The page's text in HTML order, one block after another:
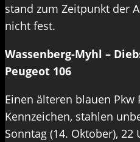
stand zum Zeitpunkt der
nicht fest.
Wassenberg-Myhl –
Peugeot 106
Einen älteren blauen Pkw
Kennzeichen, stahlen
Sonntag (14. Oktober),